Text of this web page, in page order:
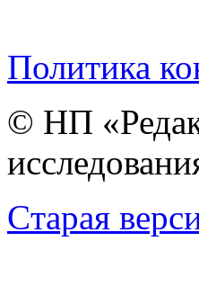
Политика
© НП
Cтарая